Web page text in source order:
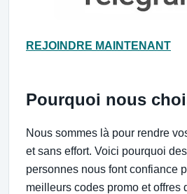
REJOINDRE MAINTENANT
Pourquoi nous
Nous sommes là pour rendre
et sans effort. Voici pourquoi
personnes nous font confiance
meilleurs codes promo et offres